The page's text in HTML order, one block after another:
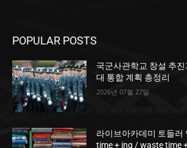
POPULAR POSTS
국군사관학교 창설 추
대 통합 계획 총정리
2026년 07월 27일
라이브아카데미 토들러
time + ing / waste time